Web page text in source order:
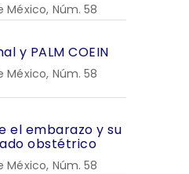
Núm. 58
y PALM COEIN
Núm. 58
el embarazo y su
obstétrico
Núm. 58